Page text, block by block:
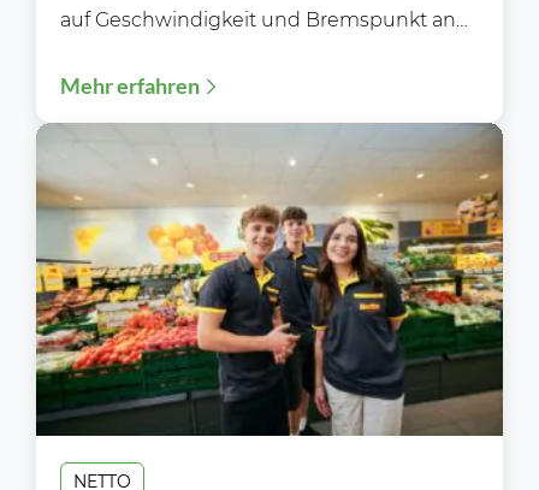
auf Geschwindigkeit und Bremspunkt an
Mehr erfahren
NETTO